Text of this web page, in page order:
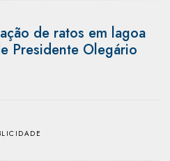
de ratos em lagoa
Presidente Olegário